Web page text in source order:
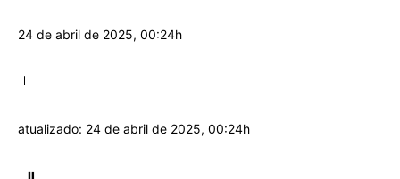
24 de abril de 2025, 00:24h
atualizado: 24 de abril de 2025, 00:24h